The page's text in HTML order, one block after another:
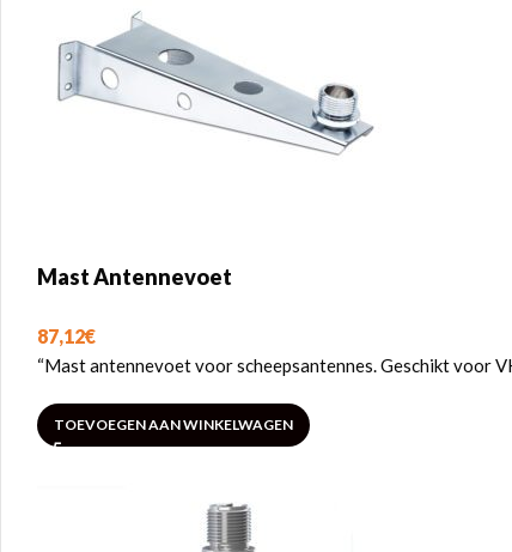
Mast Antennevoet
87,12€
“Mast antennevoet voor scheepsantennes. Geschikt voor
TOEVOEGEN AAN WINKELWAGEN